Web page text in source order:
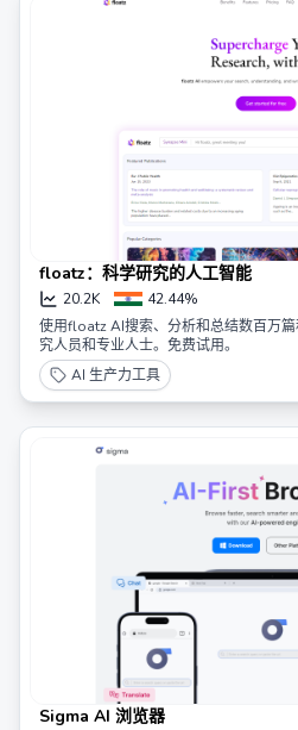
floatz：科学研究的人工智能
20.2K 42.44%
使用floatz AI搜索、分析和总结数百万
究人员和专业人士。免费试用。
AI 生产力工具
Sigma AI 浏览器